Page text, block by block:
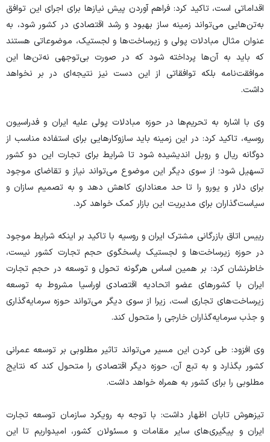
اقداماتی است، تاکید کرد: فراهم آوردن پیش نیاز‌ها برای اجرای این توافق
به‌تن‌هایی می‌تواند زمینه ساز بهبود و رشد اقتصادی در کشور شود، به
عنوان مثال مبادلات پولی و زیرساخت‌ها و لجستیک، موضوعاتی هستند
که باید به آن‌ها پرداخته شود که در صورت بی‌توجهی نه‌تن‌ها این
موافقت‌نامه بلکه توافقاتی از این دست نیز نتیجه‌ای در بر نخواهد
داشت.
وی با اشاره به تحریم‌ها در حوزه مبادلات پولی علیه ایران و فدراسیون
روسیه، تاکید کرد: در این زمینه باید سازوکار‌هایی برای استفاده مناسب از
دوگانه ریال و روبل اندیشیده شود تا شرایط برای تجارت این دو کشور
تسهیل شود؛ از سوی دیگر این موضوع می‌تواند نیاز و تقاضای موجود
برای دلار و یورو را تا حد معناداری کاهش دهد و به تصمیم سازان و
سیاست‌گذاران برای مدیریت این بازار کمک خواهد کرد.
رییس اتاق بازرگانی مشترک ایران و روسیه با تاکید بر اینکه شرایط موجود
در حوزه زیرساخت‌ها و لجستیک پاسخگوی حجم تجارت کشور نیست،
خاطرنشان کرد: بر همین اساس هرگونه تحول و توسعه در حجم تجارت
ایران با کشور‌های عضو اتحادیه اقتصادی اوراسیا مشروط به توسعه
زیرساخت‌های تجاری است، زیرا از سوی دیگر می‌تواند حوزه سرمایه‌گذاری
و جذب سرمایه‌گذاران خارجی را متحول کند.
وی افزود: طی کردن این مسیر می‌تواند تاثیر مطلوبی بر توسعه عمرانی
کشور بگذارد و به تبع آن، حوزه دیگر اقتصادی را متحول کند که نتایج
مطلوبی را برای کشور به همراه خواهد داشت.
تیزهوش تابان اظهار داشت: با توجه به رویکرد سازمان توسعه تجارت
ایران و پیگیری‌های سایر مقامات و مسئولان کشور، امیدواریم تا این